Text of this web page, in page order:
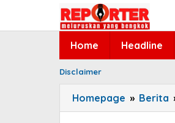
Home Headline
Disclaimer
Homepage » Berita